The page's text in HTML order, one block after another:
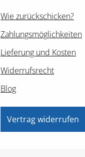
Wie zurückschicken?
Zahlungsmöglichkeiten
Lieferung und Kosten
Widerrufsrecht
Blog
Vertrag widerrufen